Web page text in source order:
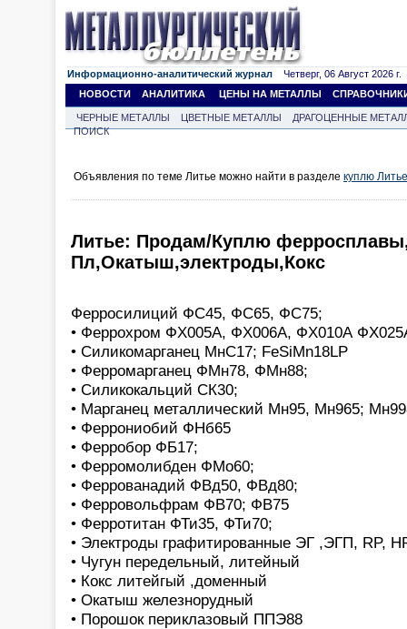
Информационно-аналитический журнал Четверг, 06 Август 2026 г.
НОВОСТИ
АНАЛИТИКА ЦЕНЫ НА МЕТАЛЛЫ
ЧЕРНЫЕ МЕТАЛЛЫ ЦВЕТНЫЕ МЕТАЛЛЫ
ДРАГОЦЕННЫЕ
ПОИСК
Объявления по теме Литье можно найти в разделе куплю Литье
Литье: Продам/Куплю
Пл,Окатыш,электроды,Кокс
Ферросилиций ФС45, ФС65, ФС75;
• Феррохром ФХ005А, ФХ006А, ФХ010А
• Силикомарганец МнС17; FeSiMn18LP
• Ферромарганец ФМн78, ФМн88;
• Силикокальций СК30;
• Марганец металлический Мн95, Мн965;
• Феррониобий ФНб65
• Ферробор ФБ17;
• Ферромолибден ФМо60;
• Феррованадий ФВд50, ФВд80;
• Ферровольфрам ФВ70; ФВ75
• Ферротитан ФТи35, ФТи70;
• Электроды графитированные ЭГ ,ЭГП, RP,
• Чугун передельный, литейный
• Кокс литейгый ,доменный
• Окатыш железнорудный
• Порошок периклазовый ППЭ88